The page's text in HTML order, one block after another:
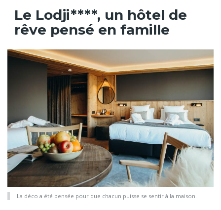
Le Lodji****, un hôtel de
rêve pensé en famille
La déco a été pensée pour que chacun puisse se sentir à la maison.